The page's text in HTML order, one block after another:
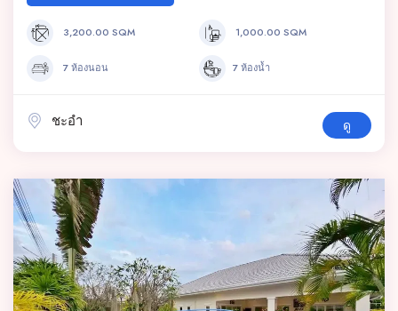
3,200.00 SQM 1,000.00 SQM
7 ห้องนอน 7 ห้องน้ำ
ชะอำ ดู